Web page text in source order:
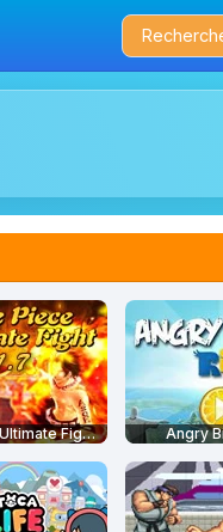
One Piece Ultimate Fight 1.7 Angry